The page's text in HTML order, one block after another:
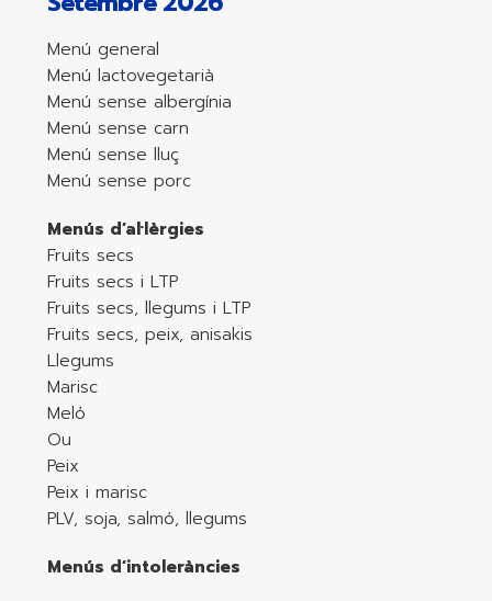
Menú general
Menú lactovegetarià
Menú sense albergínia
Menú sense carn
Menú sense lluç
Menú sense porc
Menús d’al·lèrgies
Fruits secs
Fruits secs i LTP
Fruits secs, llegums i LTP
Fruits secs, peix, anisakis
Llegums
Marisc
Meló
Ou
Peix
Peix i marisc
PLV, soja, salmó, llegums
Menús d’intoleràncies